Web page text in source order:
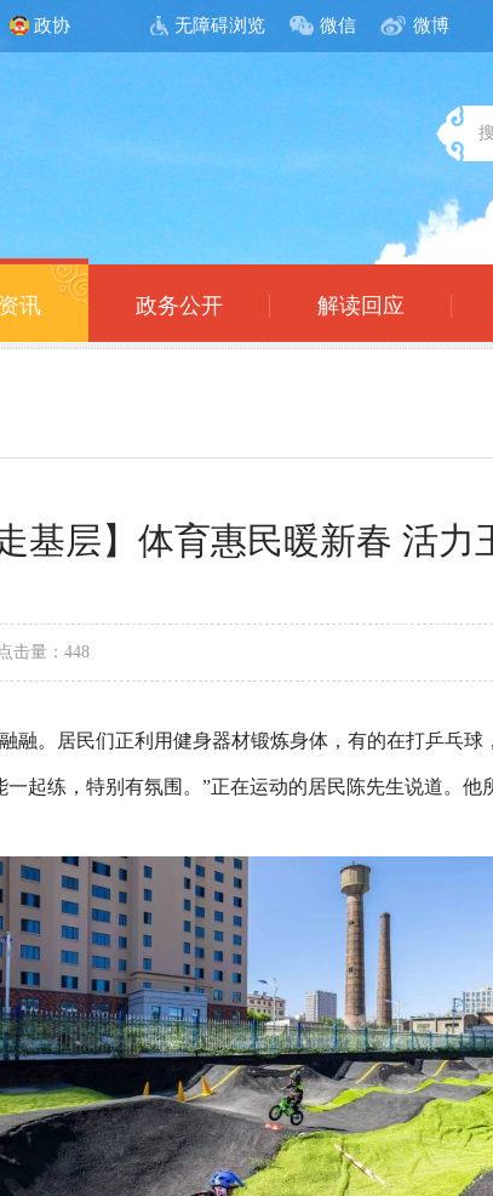
政协 无障碍浏览 微信 微博
讯 政务公开 解读回应
走基层】体育惠民暖新春 活力
点击量：448
融。居民们正利用健身器材锻炼身体，有的在打乒乓
起练，特别有氛围。”正在运动的居民陈先生说道。